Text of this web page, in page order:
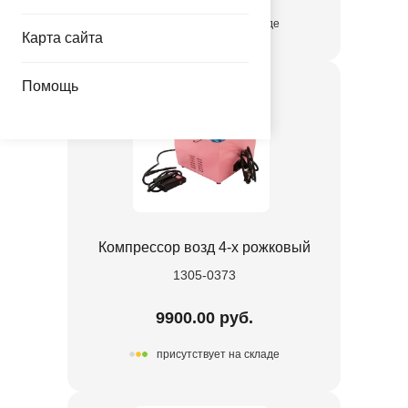
Карта сайта
Помощь
присутствует на складе
Компрессор возд 4-х рожковый
1305-0373
9900.00 руб.
присутствует на складе